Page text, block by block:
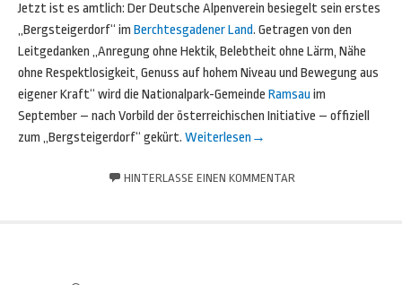
Jetzt ist es amtlich: Der Deutsche Alpenverein besiegelt sein erstes
„Bergsteigerdorf“ im Berchtesgadener Land. Getragen von den
Leitgedanken „Anregung ohne Hektik, Belebtheit ohne Lärm, Nähe
ohne Respektlosigkeit, Genuss auf hohem Niveau und Bewegung aus
eigener Kraft“ wird die Nationalpark-Gemeinde Ramsau im
September – nach Vorbild der österreichischen Initiative – offiziell
zum „Bergsteigerdorf“ gekürt. Weiterlesen →
HINTERLASSE EINEN KOMMENTAR